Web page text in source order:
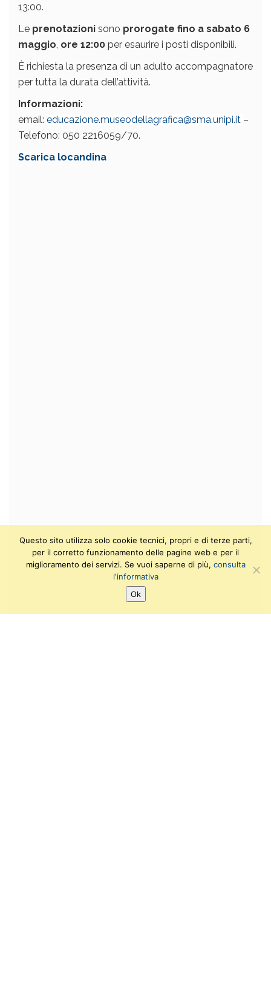
13:00.
Le prenotazioni sono prorogate fino a sabato 6
maggio ore 12:00 per esaurire i posti disponibili.
È richiesta la presenza di un adulto accompagnatore
per tutta la durata dell’attività.
Informazioni:
email: educazione.museodellagrafica@sma.unipi.it –
Telefono: 050 2216059/70.
Scarica locandina
Questo sito utilizza solo cookie tecnici, propri e di terze parti,
per il corretto funzionamento delle pagine web e per il
miglioramento dei servizi. Se vuoi saperne di più, consulta
l'informativa
Ok